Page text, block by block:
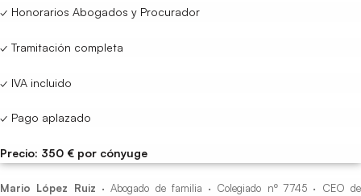
✓ Honorarios Abogados y Procurador
✓ Tramitación completa
✓ IVA incluido
✓ Pago aplazado
Precio: 350 € por cónyuge
Mario López Ruiz · Abogado de familia · Colegiado nº 7745 · CEO de